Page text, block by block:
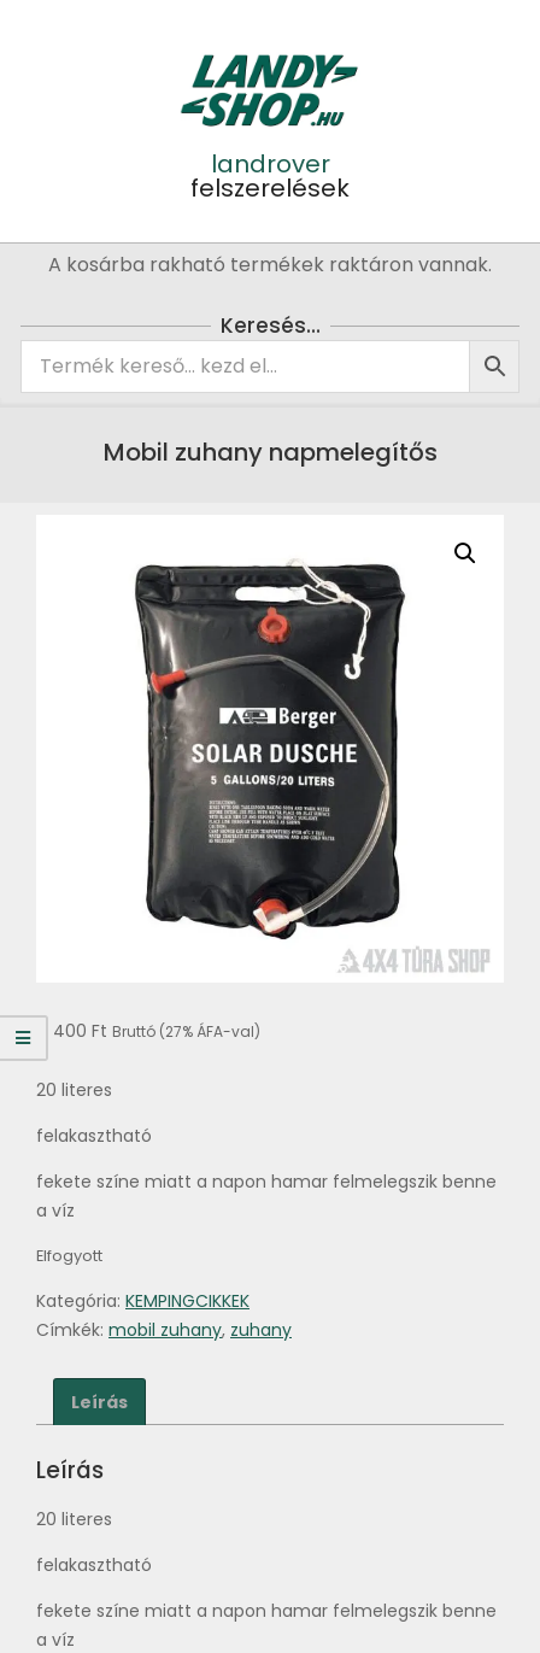
landrover
felszerelések
PrimaryA kosárba rakható termékek raktáron vannak.
Keresés…
Mobil zuhany napmelegítős
4 400 Ft Bruttó (27% ÁFA-val)
20 literes
felakasztható
fekete színe miatt a napon hamar felmelegszik benne
a víz
Elfogyott
Kategória: KEMPINGCIKKEK
Címkék: mobil zuhany, zuhany
Leírás
Leírás
20 literes
felakasztható
fekete színe miatt a napon hamar felmelegszik benne
a víz